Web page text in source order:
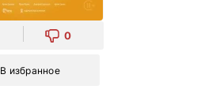
0
В избранное